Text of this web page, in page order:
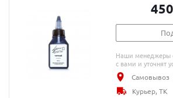
Наши менеджеры
с вами и уточнят
Самовывоз
Курьер, ТК